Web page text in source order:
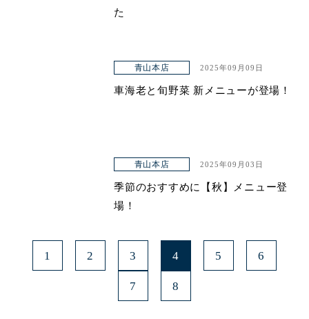
た
青山本店 2025年09月09日
車海老と旬野菜 新メニューが登場！
青山本店 2025年09月03日
季節のおすすめに【秋】メニュー登
場！
1 2 3 4 5 6
7 8